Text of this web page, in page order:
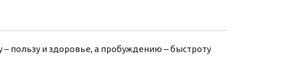
пользу и здоровье, а пробуждению – быстроту